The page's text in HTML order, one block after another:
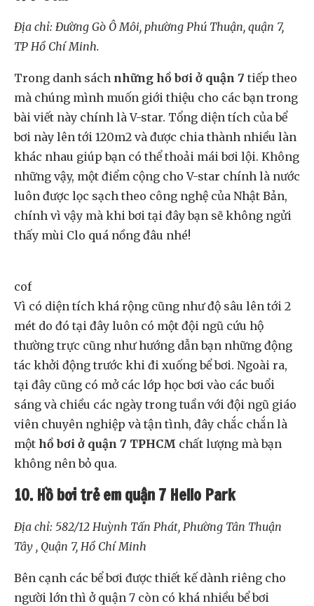
Địa chỉ: Đường Gò Ô Môi, phường Phú Thuận, quận 7,
TP Hồ Chí Minh.
Trong danh sách những hồ bơi ở quận 7 tiếp theo
mà chúng mình muốn giới thiệu cho các bạn trong
bài viết này chính là V-star. Tổng diện tích của bể
bơi này lên tới 120m2 và được chia thành nhiều làn
khác nhau giúp bạn có thể thoải mái bơi lội. Không
những vậy, một điểm cộng cho V-star chính là nước
luôn được lọc sạch theo công nghệ của Nhật Bản,
chính vì vậy mà khi bơi tại đây bạn sẽ không ngửi
thấy mùi Clo quá nồng đâu nhé!
cof
Vì có diện tích khá rộng cũng như độ sâu lên tới 2
mét do đó tại đây luôn có một đội ngũ cứu hộ
thường trực cũng như hướng dẫn bạn những động
tác khởi động trước khi đi xuống bể bơi. Ngoài ra,
tại đây cũng có mở các lớp học bơi vào các buổi
sáng và chiều các ngày trong tuần với đội ngũ giáo
viên chuyên nghiệp và tận tình, đây chắc chắn là
một hồ bơi ở quận 7 TPHCM chất lượng mà bạn
không nên bỏ qua.
10. Hồ bơi trẻ em quận 7 Hello Park
Địa chỉ: 582/12 Huỳnh Tấn Phát, Phường Tân Thuận
Tây , Quận 7, Hồ Chí Minh
Bên cạnh các bể bơi được thiết kế dành riêng cho
người lớn thì ở quận 7 còn có khá nhiều bể bơi